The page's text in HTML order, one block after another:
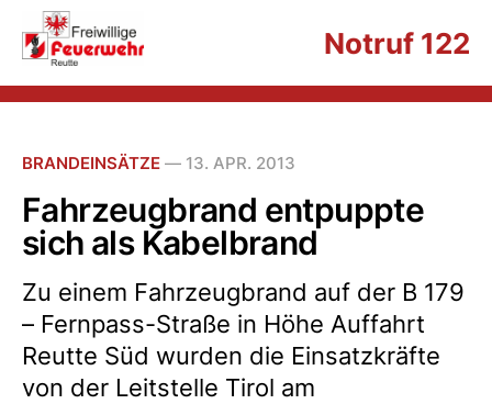
Notruf 122
BRANDEINSÄTZE — 13. APR. 2013
Fahrzeugbrand entpuppte
sich als Kabelbrand
Zu einem Fahrzeugbrand auf der B 179
– Fernpass-Straße in Höhe Auffahrt
Reutte Süd wurden die Einsatzkräfte
von der Leitstelle Tirol am